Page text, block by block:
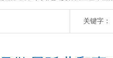
关键字：